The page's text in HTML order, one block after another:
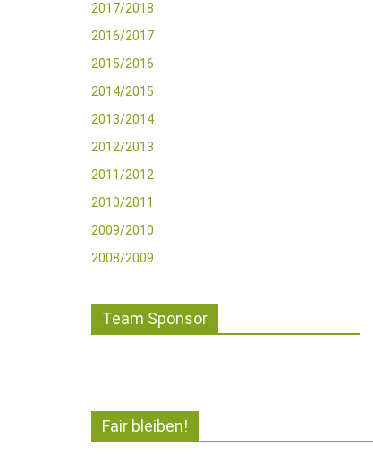
2017/2018
2016/2017
2015/2016
2014/2015
2013/2014
2012/2013
2011/2012
2010/2011
2009/2010
2008/2009
Team Sponsor
Fair bleiben!